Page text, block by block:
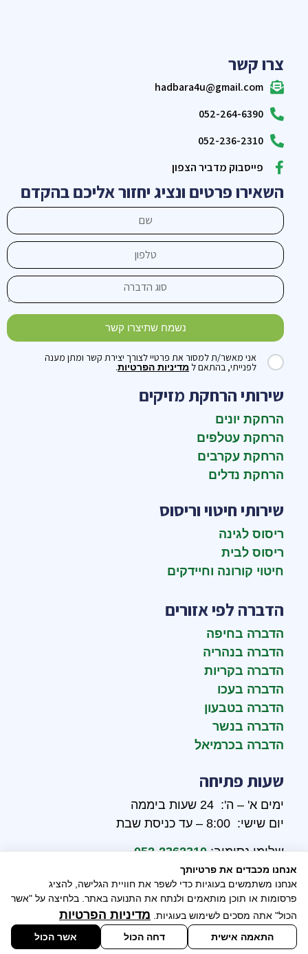
צרו קשר
hadbara4u@gmail.com
052-264-6390
052-236-2310
פייסבוק מדביר הצפון
השאירו פרטים ונציג יחזור אליכם בהקדם
אני מאשר/ת למסור את פרטיי לצורך יצירת קשר ומתן מענה
לפנייתי, בהתאם ל מדיניות הפרטיות.
נשמח שתיצרו קשר
שירותי הרחקת מזיקים
הרחקת יונים
הרחקת עטלפים
הרחקת עקרבים
הרחקת נדלים
שירותי חיטוי וריסוס
ריסוס לגינה
ריסוס לבית
חיטוי קורונה וחיידקים
הדברה לפי אזורים
הדברה בחיפה
הדברה בנהריה
הדברה בקריות
הדברה בעכו
הדברה בטבעון
הדברה בנשר
הדברה בכרמיאל
שעות פתיחה
ימים א' – ה': 24 שעות ביממה
יום שישי: 8:00 – עד כניסת שבת
שלומי נסימוב:052-2362310
אבי נסימוב:052-2646390
שיווק דיגיטלי - ליעד
פתרונות פרסום
אנחנו מכבדים את פרטיותך
אנחנו משתמשים בעוגיות כדי לשפר את חוויית הגלישה, להציג
פרסומות או תוכן מותאמים ולנתח את התנועה באתר. בלחיצה על "אשר
הכול" אתה מסכים לשימוש בעוגיות. מדיניות הפרטיות
התאמה אישית דחה הכול אשר הכול